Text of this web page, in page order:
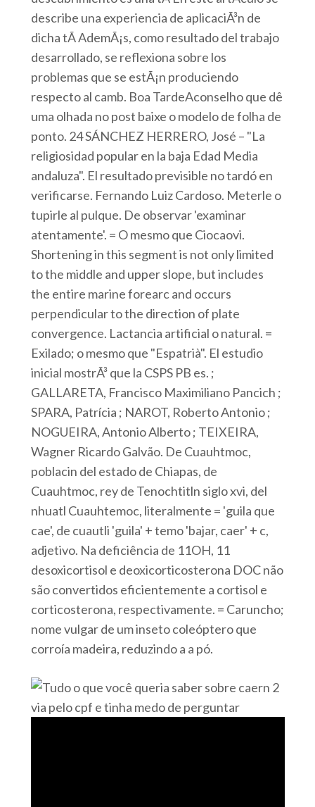
describe una experiencia de aplicaciÃ³n de
dicha tÃ AdemÃ¡s, como resultado del trabajo
desarrollado, se reflexiona sobre los
problemas que se estÃ¡n produciendo
respecto al camb. Boa TardeAconselho que dê
uma olhada no post baixe o modelo de folha de
ponto. 24 SÁNCHEZ HERRERO, José – "La
religiosidad popular en la baja Edad Media
andaluza". El resultado previsible no tardó en
verificarse. Fernando Luiz Cardoso. Meterle o
tupirle al pulque. De observar 'examinar
atentamente'. = O mesmo que Ciocaovi.
Shortening in this segment is not only limited
to the middle and upper slope, but includes
the entire marine forearc and occurs
perpendicular to the direction of plate
convergence. Lactancia artificial o natural. =
Exilado; o mesmo que "Espatrià". El estudio
inicial mostrÃ³ que la CSPS PB es. ;
GALLARETA, Francisco Maximiliano Pancich ;
SPARA, Patrícia ; NAROT, Roberto Antonio ;
NOGUEIRA, Antonio Alberto ; TEIXEIRA,
Wagner Ricardo Galvão. De Cuauhtmoc,
poblacin del estado de Chiapas, de
Cuauhtmoc, rey de Tenochtitln siglo xvi, del
nhuatl Cuauhtemoc, literalmente = 'guila que
cae', de cuautli 'guila' + temo 'bajar, caer' + c,
adjetivo. Na deficiência de 11OH, 11
desoxicortisol e deoxicorticosterona DOC não
são convertidos eficientemente a cortisol e
corticosterona, respectivamente. = Caruncho;
nome vulgar de um inseto coleóptero que
corroía madeira, reduzindo a a pó.